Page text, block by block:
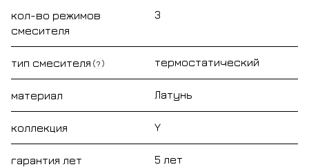
кол-во режимов
смесителя
3
тип смесителя ? термостатический
материал Латунь
коллекция Y
гарантия лет 5 лет